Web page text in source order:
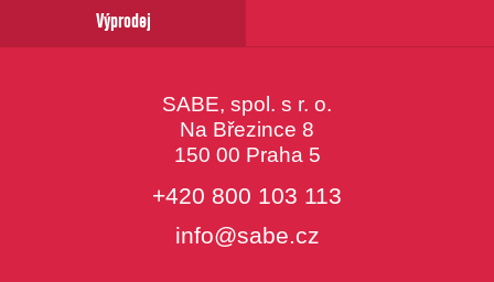
Výprodej
SABE, spol. s r. o.
Na Březince 8
150 00 Praha 5
+420 800 103 113
info@sabe.cz